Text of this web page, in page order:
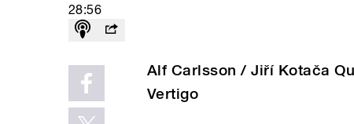
28:56
Alf Carlsson / Jiří Kotača
Vertigo